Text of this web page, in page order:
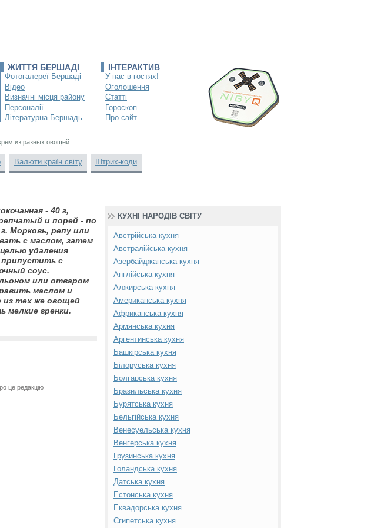
ЖИТТЯ БЕРШАДІ
Фотогалереї Бершаді
Відео
Визначні місця району
Персоналії
Літературна Бершадь
ІНТЕРАКТИВ
У нас в гостях!
Оголошення
Статті
Гороскоп
Про сайт
из разных овощей
Валюти країн світу Штрих-коди
- 40 г,
и порей - по
г. Морковь, репу или
с маслом, затем
удаления
припустить с
соус.
или отваром
маслом и
из тех же овощей
мелкие гренки.
це редакцію
КУХНІ НАРОДІВ СВІТУ
Австрійська кухня
Австралійська кухня
Азербайджанська кухня
Англійська кухня
Алжирська кухня
Американська кухня
Африканська кухня
Армянська кухня
Аргентинська кухня
Башкірська кухня
Білоруська кухня
Болгарська кухня
Бразильська кухня
Бурятська кухня
Бельгійська кухня
Венесуельська кухня
Венгерська кухня
Грузинська кухня
Голандська кухня
Датська кухня
Естонська кухня
Еквадорська кухня
Єгипетська кухня